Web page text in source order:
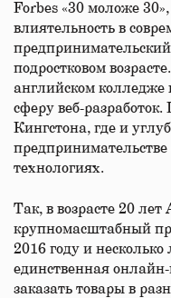
Forbes «30 моложе
влиятельность в
подростковом
английском колледже
сферу веб-
Кингстона, где и
технологиях.
Так, в возрасте 20
крупномасштабный
2016 году и несколько
единственная
заказать товары в